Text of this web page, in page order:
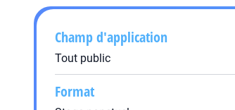
Champ d'application
Tout public
Format